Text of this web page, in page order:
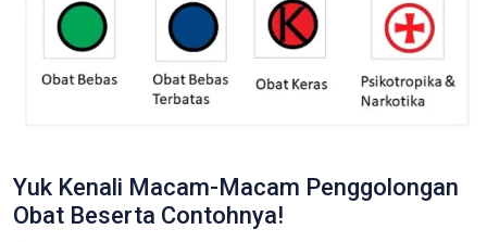
Yuk Kenali Macam-Macam Penggolongan
Obat Beserta Contohnya!